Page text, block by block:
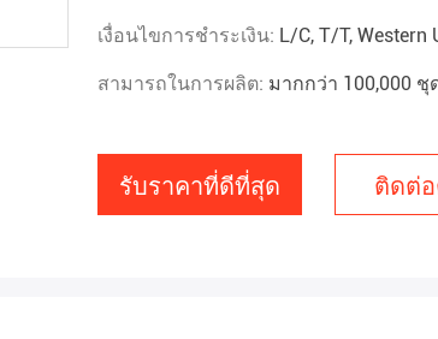
เงื่อนไขการชำระเงิน: L/C, T/T, Western
สามารถในการผลิต: มากกว่า 100,000 ชุ
รับราคาที่ดีที่สุด ติดต่